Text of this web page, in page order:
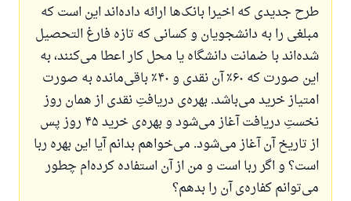
طرح جدیدی که اخیرا بانک‌ها ارائه داده‌اند این است که
مبلغی را به دانشجویان و کسانی که تازه فارغ التحصیل
شده‌اند با ضمانت دانشگاه یا محل کار اعطا می‌کنند، به
این صورت که ۶۰٪ آن نقدی و ۴۰٪ باقی‌مانده به صورت
امتیاز خرید می‌باشد. بهره‌ی دریافتِ نقدی از همان روز
نخستِ دریافت آغاز می‌شود و بهره‌ی خرید ۴۵ روز پس
از تاریخ آن آغاز می‌شود. می‌خواهم بدانم آیا این بهره ربا
است؟ و اگر ربا است و من از آن استفاده کرده‌ام چطور
می‌توانم کفاره‌ی آن را بدهم؟